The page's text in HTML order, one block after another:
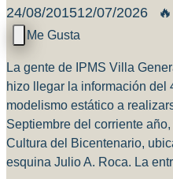
24/08/201512/07/2026
La gente de IPMS Villa
hizo llegar la información del
modelismo estático a
Septiembre del corriente
Cultura del Bicentenario,
esquina Julio A. Roca. La